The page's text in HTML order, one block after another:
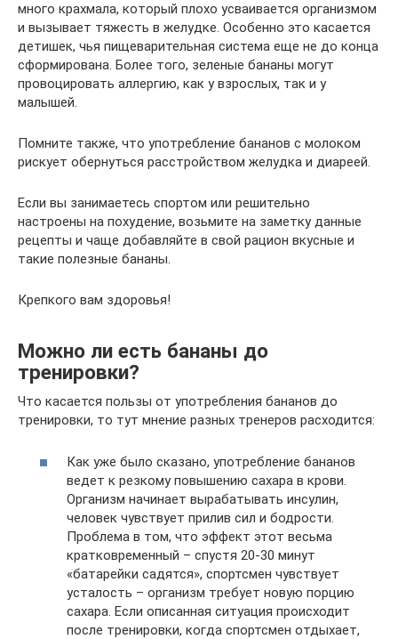
много крахмала, который плохо усваивается организмом
и вызывает тяжесть в желудке. Особенно это касается
детишек, чья пищеварительная система еще не до конца
сформирована. Более того, зеленые бананы могут
провоцировать аллергию, как у взрослых, так и у
малышей.
Помните также, что употребление бананов с молоком
рискует обернуться расстройством желудка и диареей.
Если вы занимаетесь спортом или решительно
настроены на похудение, возьмите на заметку данные
рецепты и чаще добавляйте в свой рацион вкусные и
такие полезные бананы.
Крепкого вам здоровья!
Можно ли есть бананы до
тренировки?
Что касается пользы от употребления бананов до
тренировки, то тут мнение разных тренеров расходится:
Как уже было сказано, употребление бананов
ведет к резкому повышению сахара в крови.
Организм начинает вырабатывать инсулин,
человек чувствует прилив сил и бодрости.
Проблема в том, что эффект этот весьма
кратковременный – спустя 20-30 минут
«батарейки садятся», спортсмен чувствует
усталость – организм требует новую порцию
сахара. Если описанная ситуация происходит
после тренировки, когда спортсмен отдыхает,